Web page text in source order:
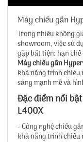
Máy chiếu gần
Trong nhiều không
showroom, việc sử
gặp bất tiện: hạn
Máy chiếu gần
khả năng trình chiếu
sáng mạnh mẽ và
Đặc điểm nổi
L400X
- Công nghệ chiếu
khả năng trình chiếu